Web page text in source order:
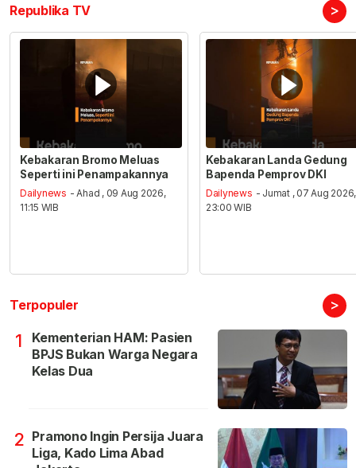
Republika TV >
Kebakaran Bromo Meluas
Seperti ini Penampakannya
Dailynews - Ahad , 09 Aug 2026,
11:15 WIB
Kebakaran Landa Gedung
Bapenda Pemprov DKI
Dailynews - Jumat , 07 Aug 2026,
23:00 WIB
Terpopuler >
1
Kementerian HAM: Pasien
BPJS Bukan Warga Negara
Kelas Dua
2 Pramono Ingin Persija Juara
Liga, Kado Lima Abad